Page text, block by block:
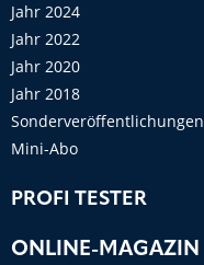
Jahr 2024
Jahr 2022
Jahr 2020
Jahr 2018
Sonderveröffentlichungen
Mini-Abo
PROFI TESTER
ONLINE-MAGAZIN